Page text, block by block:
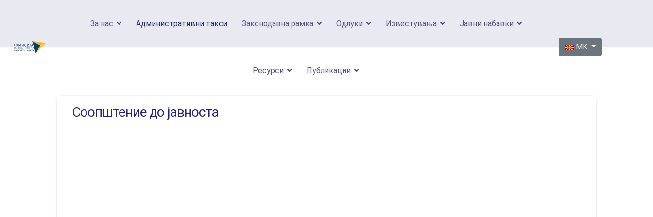
За нас Административни такси Законодавна рамка Одлуки Известувања Јавни набавки
Ресурси Публикации
Изберете го вашиот јазик
MK
Соопштение до јавноста